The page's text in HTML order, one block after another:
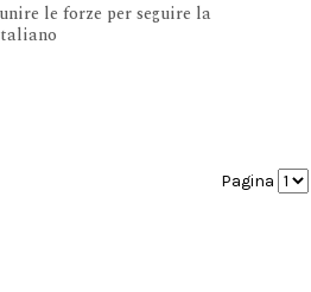
le forze per seguire la
Pagina